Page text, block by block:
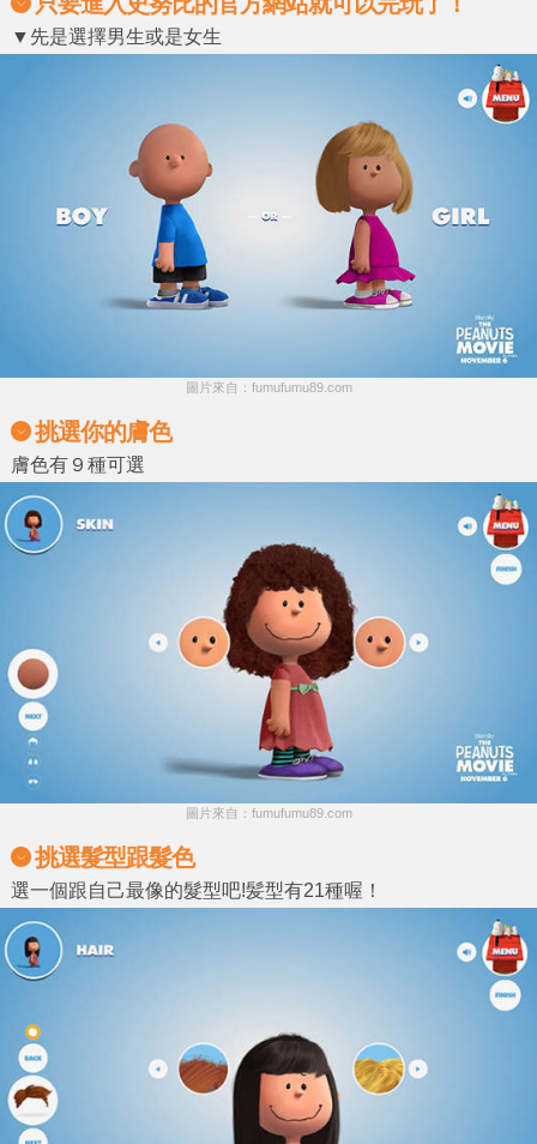
▼先是選擇男生或是女生
圖片來自：fumufumu89.com
挑選你的膚色
膚色有９種可選
圖片來自：fumufumu89.com
挑選髮型跟髮色
選一個跟自己最像的髮型吧!髪型有21種喔！